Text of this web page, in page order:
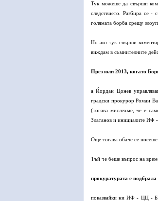
Тук можеше да свърши
следствието. Разбира се
голямата борба срещу
Но ако тук свърши
виждам в съмнителните
През юли 2013, когато
а Йордан Цонев
градски прокурор Роман
(тогава мислехме, че е
Златанов и инициалите ИФ
Още тогава обаче се
Тъй че беше въпрос на
прокуратурата е
показвайки ни ИФ - ЦЦ -